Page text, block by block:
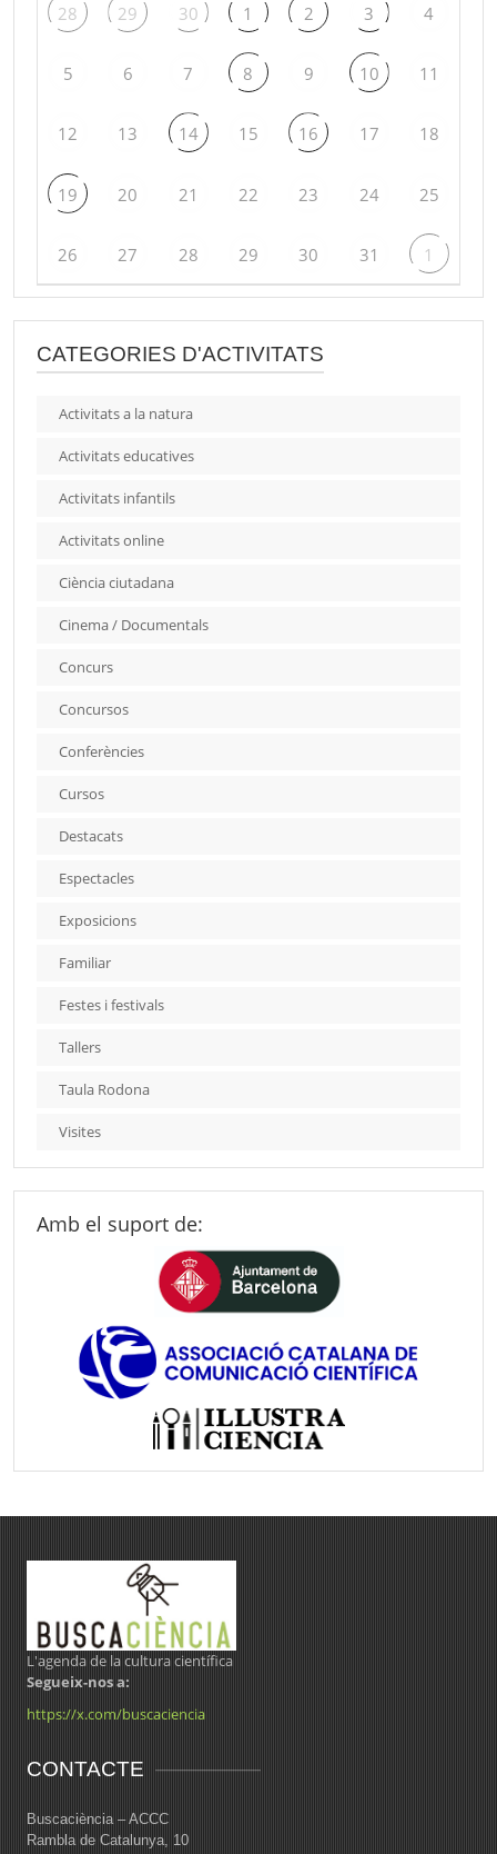
28 29 30 1 2 3 4
5 6 7 8 9 10 11
12 13 14 15 16 17 18
19 20 21 22 23 24 25
26 27 28 29 30 31 1
CATEGORIES D'ACTIVITATS
Activitats a la natura
Activitats educatives
Activitats infantils
Activitats online
Ciència ciutadana
Cinema / Documentals
Concurs
Concursos
Conferències
Cursos
Destacats
Espectacles
Exposicions
Familiar
Festes i festivals
Tallers
Taula Rodona
Visites
Amb el suport de:
L'agenda de la cultura científica
Segueix-nos a:
https://x.com/buscaciencia
CONTACTE
Buscaciència – ACCC
Rambla de Catalunya, 10